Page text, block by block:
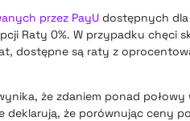
przez PayU dostępnych
Raty 0%. W przypadku chęci
dostępne są raty z
że zdaniem ponad
deklarują, że porównując ceny